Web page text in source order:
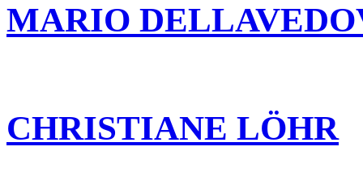
MARIO
CHRISTIANE LÖHR